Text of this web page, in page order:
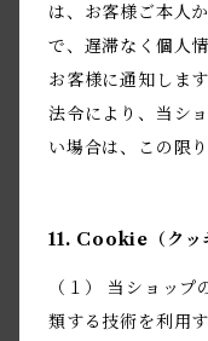
は、お客様ご本人
で、遅滞なく個人
お客様に通知しま
法令により、当シ
い場合は、この限
11. Cookie（クッ
（１） 当ショッ
類する技術を利用